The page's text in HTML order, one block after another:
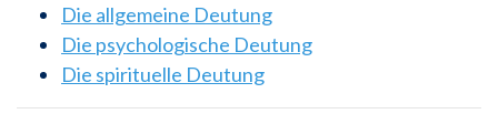
Die allgemeine Deutung
Die psychologische Deutung
Die spirituelle Deutung